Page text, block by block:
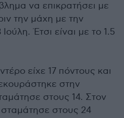
να επικρατήσει με
την μάχη με την
Έτσι είναι με το 1.5
είχε 17 πόντους και
στην
στους 14. Στον
στους 24